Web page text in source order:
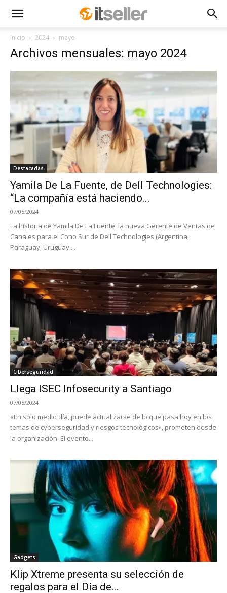
Inicio 2024 mayo
Archivos mensuales: mayo 2024
Destacadas
Yamila De La Fuente, de Dell Technologies:
“La compañía está haciendo...
07/05/2024
La historia de Yamila De La Fuente, la nueva Gerente de Ventas de
Canales para el Cono Sur de Dell Technologies (Argentina,
Paraguay, Uruguay,...
Ciberseguridad
Llega ISEC Infosecurity a Santiago
07/05/2024
«En solo medio día, puede actualizarse de lo que pasa hoy en los
temas de cyberseguridad y riesgos tecnológicos», prometen desde
la organización. El evento...
Gadgets
Klip Xtreme presenta su selección de
regalos para el Día de...